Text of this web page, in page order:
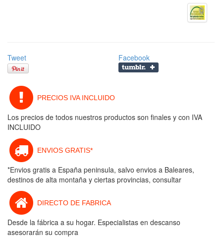
Tweet Facebook
PRECIOS IVA INCLUIDO
Los precios de todos nuestros productos son finales y con IVA
INCLUIDO
ENVIOS GRATIS*
*Envios gratis a España peninsula, salvo envios a Baleares,
destinos de alta montaña y ciertas provincias, consultar
DIRECTO DE FABRICA
Desde la fábrica a su hogar. Especialistas en descanso
asesorarán su compra